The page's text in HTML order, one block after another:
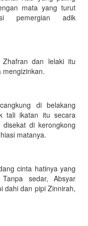
mata yang turut
pemergian adik
Zhafran dan lelaki itu
mengizinkan.
di belakang
tali ikatan itu secara
di kerongkong
matanya.
cinta hatinya yang
sedar, Absyar
dahi dan pipi Zinnirah,